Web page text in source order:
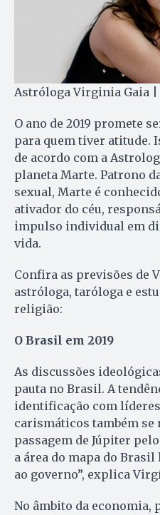
Astróloga Virginia Gaia |
O ano de 2019 promete
para quem tiver atitude.
de acordo com a
planeta Marte. Patrono
sexual, Marte é
ativador do céu,
impulso individual em
vida.
Confira as previsões de
astróloga, taróloga e
religião:
O Brasil em 2019
As discussões
pauta no Brasil. A
identificação com
carismáticos também se
passagem de Júpiter
a área do mapa do
ao governo”, explica
No âmbito da economia,